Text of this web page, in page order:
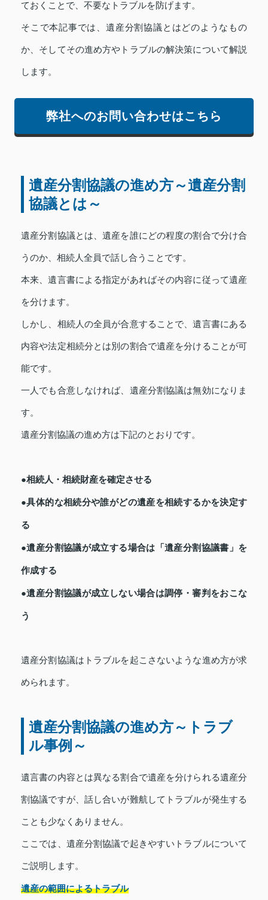
ておくことで、不要なトラブルを防げます。
そこで本記事では、遺産分割協議とはどのようなもの
か、そしてその進め方やトラブルの解決策について解説
します。
弊社へのお問い合わせはこちら
遺産分割協議の進め方～遺産分割
協議とは～
遺産分割協議とは、遺産を誰にどの程度の割合で分け合
うのか、相続人全員で話し合うことです。
本来、遺言書による指定があればその内容に従って遺産
を分けます。
しかし、相続人の全員が合意することで、遺言書にある
内容や法定相続分とは別の割合で遺産を分けることが可
能です。
一人でも合意しなければ、遺産分割協議は無効になりま
す。
遺産分割協議の進め方は下記のとおりです。
●相続人・相続財産を確定させる
●具体的な相続分や誰がどの遺産を相続するかを決定す
る
●遺産分割協議が成立する場合は「遺産分割協議書」を
作成する
●遺産分割協議が成立しない場合は調停・審判をおこな
う
遺産分割協議はトラブルを起こさないような進め方が求
められます。
遺産分割協議の進め方～トラブ
ル事例～
遺言書の内容とは異なる割合で遺産を分けられる遺産分
割協議ですが、話し合いが難航してトラブルが発生する
ことも少なくありません。
ここでは、遺産分割協議で起きやすいトラブルについて
ご説明します。
遺産の範囲によるトラブル